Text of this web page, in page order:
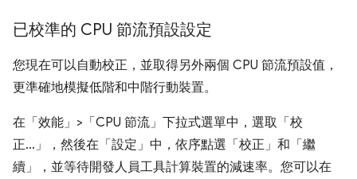
已校準的 CPU 節流預設設定
您現在可以自動校正，並取得另外兩個 CPU 節流預設值，
更準確地模擬低階和中階行動裝置。
在「效能」>「CPU 節流」 下拉式選單中，選取「校
正...」
，然後在「設定」 中，依序點選「校正」 和「繼
續」
，並等待開發人員工具計算裝置的減速率。您可以在